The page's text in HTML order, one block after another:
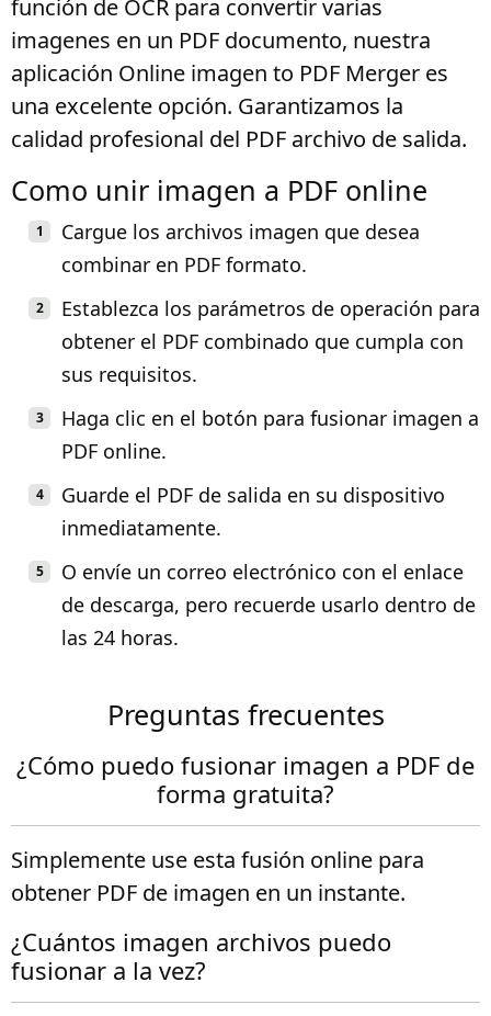
función de OCR para convertir varias
imagenes en un PDF documento, nuestra
aplicación Online imagen to PDF Merger es
una excelente opción. Garantizamos la
calidad profesional del PDF archivo de salida.
Como unir imagen a PDF online
Cargue los archivos imagen que desea
combinar en PDF formato.
Establezca los parámetros de operación para
obtener el PDF combinado que cumpla con
sus requisitos.
Haga clic en el botón para fusionar imagen a
PDF online.
Guarde el PDF de salida en su dispositivo
inmediatamente.
O envíe un correo electrónico con el enlace
de descarga, pero recuerde usarlo dentro de
las 24 horas.
Preguntas frecuentes
¿Cómo puedo fusionar imagen a PDF de
forma gratuita?
Simplemente use esta fusión online para
obtener PDF de imagen en un instante.
¿Cuántos imagen archivos puedo
fusionar a la vez?